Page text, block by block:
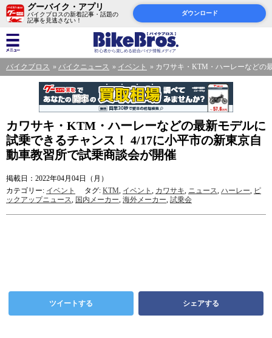
グーバイク・アプリ
バイクブロスの新着記事・話題の
記事を見逃さない！
ダウンロード
バイクブロス バイクニュース イベント カワサキ・KTM・ハーレーなどの
カワサキ・KTM・ハーレーなどの最新モデルに
試乗できるチャンス！ 4/17に小平市の新東京自
動車教習所で試乗商談会が開催
掲載日：2022年04月04日（月）
カテゴリー: イベント タグ: KTM, イベント , カワサキ, ニュース, ハーレー, ピ
ックアップニュース, 国内メーカー, 海外メーカー, 試乗会
ツイートする シェアする